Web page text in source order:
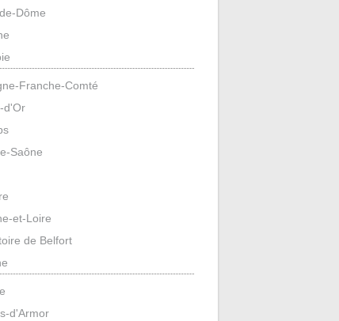
Dôme
Franche-Comté
d'Or
Saône
et-Loire
de Belfort
d'Armor